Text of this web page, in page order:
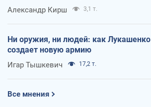
Александр Кирш 3,1 т.
Ни оружия, ни людей: как Лукашенко
создает новую армию
Игар Тышкевич 17,2 т.
Все мнения